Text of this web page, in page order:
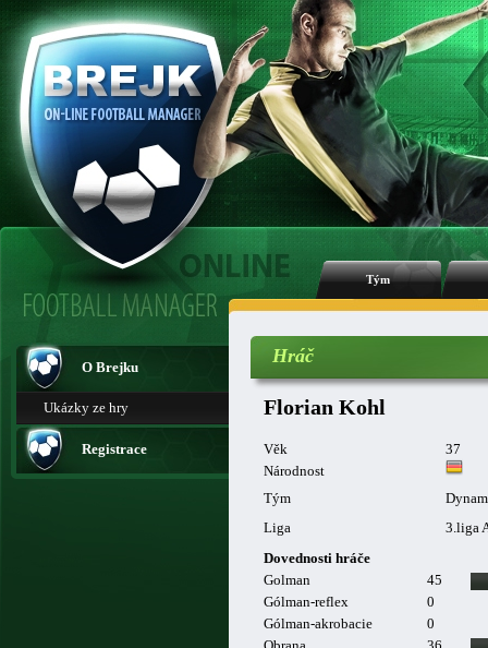
Tým
O Brejku
Ukázky ze hry
Registrace
Hráč
Florian Kohl
Věk
37
Národnost
Tým
Liga
3.liga
Dovednosti hráče
Golman
45
Gólman-reflex
0
Gólman-akrobacie
0